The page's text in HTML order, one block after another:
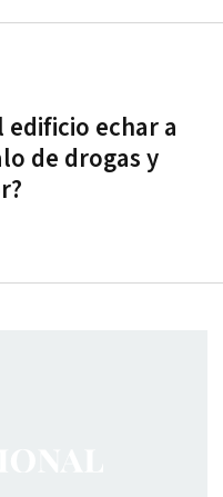
edificio echar a
de drogas y